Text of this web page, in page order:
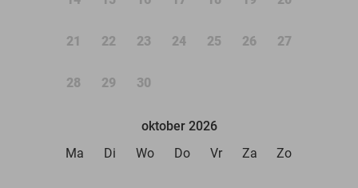
21 22 23 24 25 26 27
28 29 30
oktober 2026
Ma
Di Wo Do Vr Za Zo